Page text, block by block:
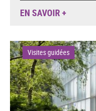
EN SAVOIR +
Visites guidées